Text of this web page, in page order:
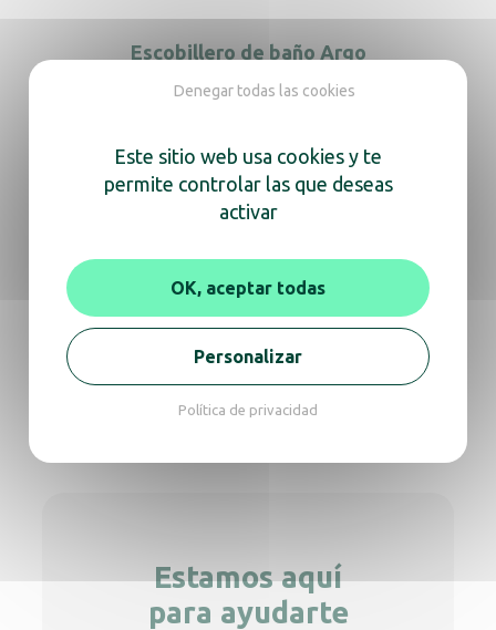
Escobillero de baño Argo
Soporte escobilla inox 304 + silicona
Soporte escobilla inox de pie + silicona
Escobilla de WC de repuesto negra
Estamos aquí
para ayudarte
Este sitio web usa cookies y te
permite controlar las que deseas
activar
OK, aceptar todas
Denegar todas las cookies
Personalizar
Política de privacidad